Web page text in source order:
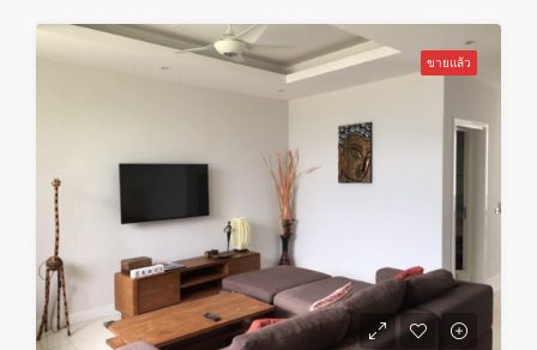
เสาร์
22
ส.ค.
ขายแล้ว